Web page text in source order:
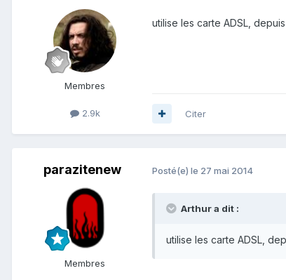
Membres
2.9k
utilise les carte ADSL,
Citer
parazitenew
Membres
Posté(e) le 27 mai 2014
Arthur a dit :
utilise les carte ADSL,